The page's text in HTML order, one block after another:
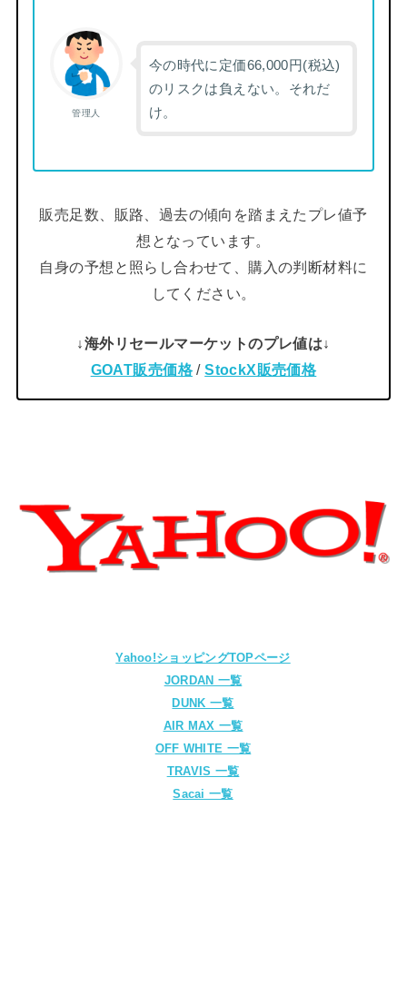
管理人
今の時代に定価66,000円(税込)
のリスクは負えない。それだ
け。
販売足数、販路、過去の傾向を踏まえたプレ値予
想となっています。
自身の予想と照らし合わせて、購入の判断材料に
してください。
↓海外リセールマーケットのプレ値は↓
GOAT販売価格/StockX販売価格
Yahoo!ショッピングTOPページ
JORDAN 一覧
DUNK 一覧
AIR MAX 一覧
OFF WHITE 一覧
TRAVIS 一覧
Sacai 一覧